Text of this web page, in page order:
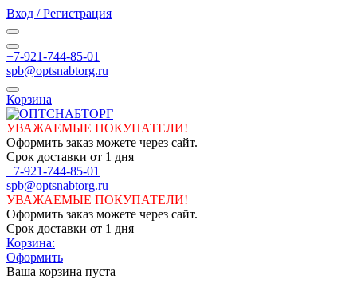
Вход / Регистрация
+7-921-744-85-01
spb@optsnabtorg.ru
Корзина
УВАЖАЕМЫЕ ПОКУПАТЕЛИ!
Оформить заказ можете через сайт.
Срок доставки от 1 дня
+7-921-744-85-01
spb@optsnabtorg.ru
УВАЖАЕМЫЕ ПОКУПАТЕЛИ!
Оформить заказ можете через сайт.
Срок доставки от 1 дня
Корзина:
Оформить
Ваша корзина пуста